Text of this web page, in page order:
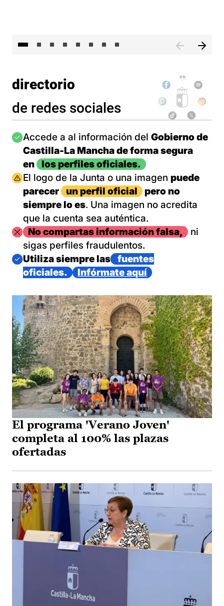
directorio
de redes sociales
Imagen
Accede a al información del Gobierno de
Castilla-La Mancha de forma segura
en
los perfiles oficiales.
Imagen
El logo de la Junta o una imagen puede
parecer
un perfil oficial
pero no
siempre lo es. Una imagen no acredita
que la cuenta sea auténtica.
ImagenNo compartas información falsa,
ni
sigas perfiles fraudulentos.
Imagen
Utiliza siempre las
fuentes
oficiales.
Infórmate aquí
El programa 'Verano Joven'
completa al 100% las plazas
ofertadas